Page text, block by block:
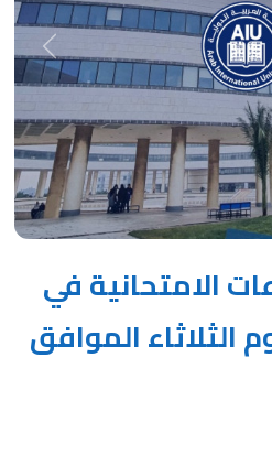
Next
الامتحانية في
الثلاثاء الموافق